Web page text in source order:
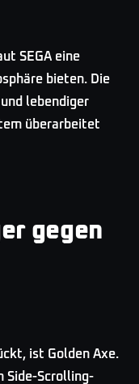
SEGA eine
bieten. Die
lebendiger
überarbeitet
gegen
ist Golden Axe.
Side-Scrolling-